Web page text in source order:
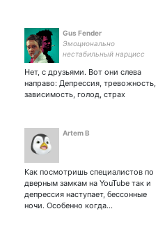
Gus Fender
Эмоционально
нестабильный нарцисс
Нет, с друзьями. Вот они слева
направо: Депрессия, тревожность,
зависимость, голод, страх
Artem B
Как посмотришь специалистов по
дверным замкам на YouTube так и
депрессия наступает, бессонные
ночи. Особенно когда…